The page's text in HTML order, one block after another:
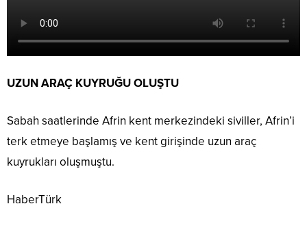
UZUN ARAÇ KUYRUĞU OLUŞTU
Sabah saatlerinde Afrin kent merkezindeki siviller, Afrin’i
terk etmeye başlamış ve kent girişinde uzun araç
kuyrukları oluşmuştu.
HaberTürk